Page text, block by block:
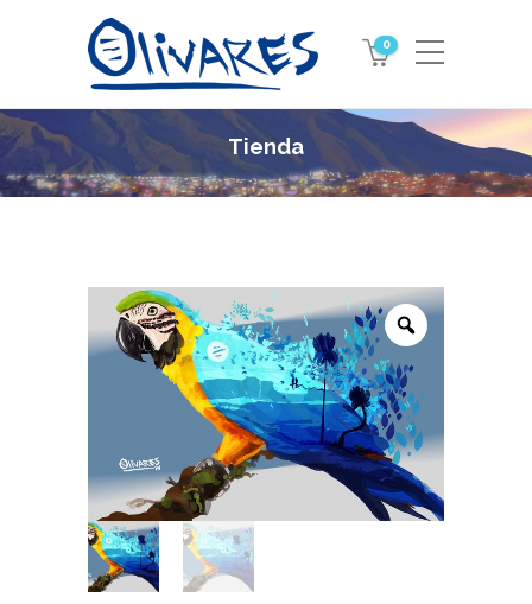
0
Tienda
Zoom